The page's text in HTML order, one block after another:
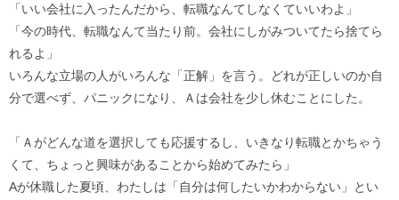
「いい会社に入ったんだから、転職なんてしなくていいわよ」
「今の時代、転職なんて当たり前。会社にしがみついてたら捨てら
れるよ」
いろんな立場の人がいろんな「正解」を言う。どれが正しいのか自
分で選べず、パニックになり、Ａは会社を少し休むことにした。
「Ａがどんな道を選択しても応援するし、いきなり転職とかちゃう
くて、ちょっと興味があることから始めてみたら」
Aが休職した夏頃、わたしは「自分は何したいかわからない」とい